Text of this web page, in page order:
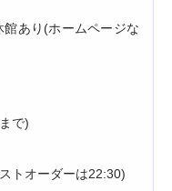
あり(ホームページな
で)
トオーダーは22:30)